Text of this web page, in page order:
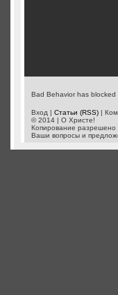
Bad Behavior has blocked
Вход | Статьи (RSS) |
© 2014 | О Христе!
Копирование разрешено
Ваши вопросы и